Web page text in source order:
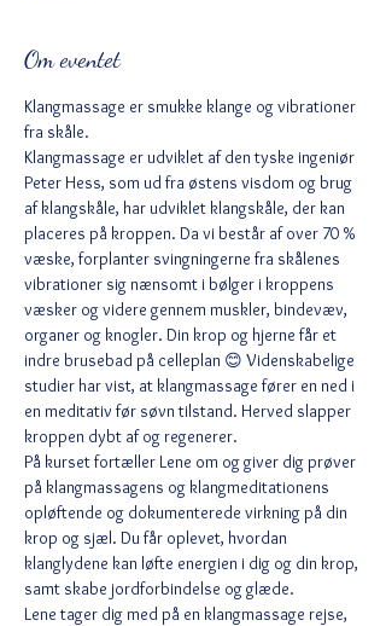
Om eventet
Klangmassage er smukke klange og vibrationer
fra skåle.
Klangmassage er udviklet af den tyske ingeniør
Peter Hess, som ud fra østens visdom og brug
af klangskåle, har udviklet klangskåle, der kan
placeres på kroppen. Da vi består af over 70 %
væske, forplanter svingningerne fra skålenes
vibrationer sig nænsomt i bølger i kroppens
væsker og videre gennem muskler, bindevæv,
organer og knogler. Din krop og hjerne får et
indre brusebad på celleplan 😊 Videnskabelige
studier har vist, at klangmassage fører en ned i
en meditativ før søvn tilstand. Herved slapper
kroppen dybt af og regenerer.
På kurset fortæller Lene om og giver dig prøver
på klangmassagens og klangmeditationens
opløftende og dokumenterede virkning på din
krop og sjæl. Du får oplevet, hvordan
klanglydene kan løfte energien i dig og din krop,
samt skabe jordforbindelse og glæde.
Lene tager dig med på en klangmassage rejse,